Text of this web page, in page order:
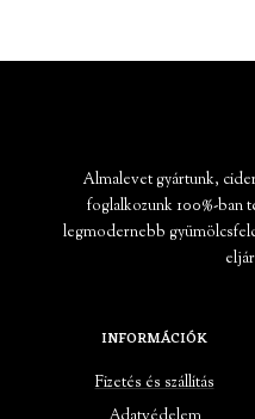
Almalevet gyártunk,
foglalkozunk 100%-ban
legmodernebb
INFORMÁCIÓK
Fizetés és szállítás